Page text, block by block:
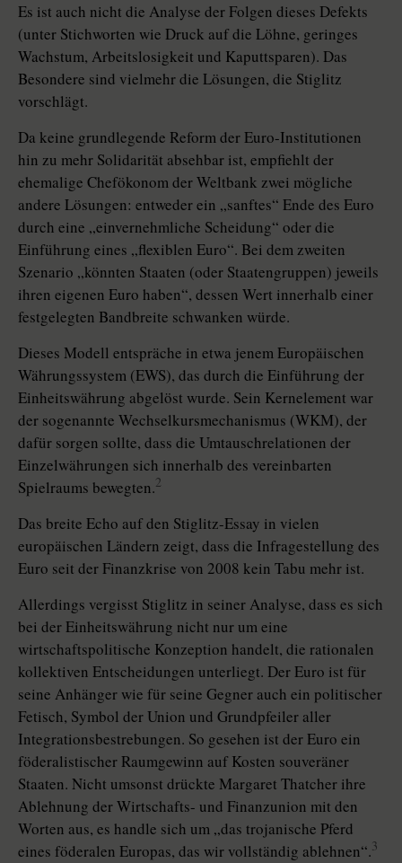
Es ist auch nicht die Analyse der Folgen dieses Defekts
(unter Stichworten wie Druck auf die Löhne, geringes
Wachstum, Arbeitslosigkeit und Kaputtsparen). Das
Besondere sind vielmehr die Lösungen, die Stiglitz
vorschlägt.
Da keine grundlegende Reform der Euro-Institutionen
hin zu mehr Solidarität absehbar ist, empfiehlt der
ehemalige Chefökonom der Weltbank zwei mögliche
andere Lösungen: entweder ein „sanftes“ Ende des Euro
durch eine „einvernehmliche Scheidung“ oder die
Einführung eines „flexiblen Euro“. Bei dem zweiten
Szenario „könnten Staaten (oder Staatengruppen) jeweils
ihren eigenen Euro haben“, dessen Wert innerhalb einer
festgelegten Bandbreite schwanken würde.
Dieses Modell entspräche in etwa jenem Europäischen
Währungssystem (EWS), das durch die Einführung der
Einheitswährung abgelöst wurde. Sein Kernelement war
der sogenannte Wechselkursmechanismus (WKM), der
dafür sorgen sollte, dass die Umtauschrelationen der
Einzelwährungen sich innerhalb des vereinbarten
Spielraums bewegten.2
Das breite Echo auf den Stiglitz-Essay in vielen
europäischen Ländern zeigt, dass die Infragestellung des
Euro seit der Finanzkrise von 2008 kein Tabu mehr ist.
Allerdings vergisst Stiglitz in seiner Analyse, dass es sich
bei der Einheitswährung nicht nur um eine
wirtschaftspolitische Konzeption handelt, die rationalen
kollektiven Entscheidungen unterliegt. Der Euro ist für
seine Anhänger wie für seine Gegner auch ein politischer
Fetisch, Symbol der Union und Grundpfeiler aller
Integrationsbestrebungen. So gesehen ist der Euro ein
föderalistischer Raumgewinn auf Kosten souveräner
Staaten. Nicht umsonst drückte Margaret Thatcher ihre
Ablehnung der Wirtschafts- und Finanz­union mit den
Worten aus, es handle sich um „das trojanische Pferd
eines föderalen Europas, das wir vollständig ablehnen“.3